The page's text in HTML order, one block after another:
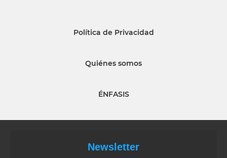
Política de Privacidad
Quiénes somos
ÉNFASIS
Newsletter